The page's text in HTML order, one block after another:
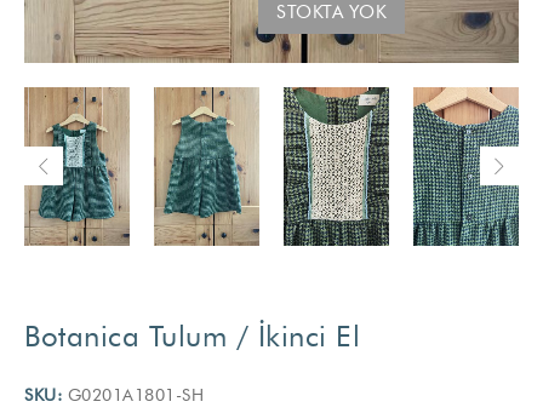
STOKTA YOK
Botanica Tulum / İkinci El
SKU: G0201A1801-SH